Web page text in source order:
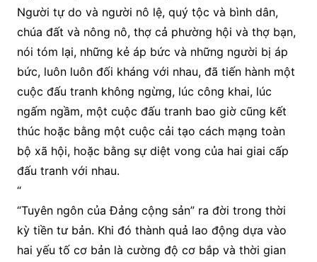
Người tự do và người nô lệ, quý tộc và bình dân,
chúa đất và nông nô, thợ cả phường hội và thợ bạn,
nói tóm lại, những kẻ áp bức và những người bị áp
bức, luôn luôn đối kháng với nhau, đã tiến hành một
cuộc đấu tranh không ngừng, lúc công khai, lúc
ngấm ngầm, một cuộc đấu tranh bao giờ cũng kết
thúc hoặc bằng một cuộc cải tạo cách mạng toàn
bộ xã hội, hoặc bằng sự diệt vong của hai giai cấp
đấu tranh với nhau.
“
“Tuyên ngôn của Đảng cộng sản” ra đời trong thời
kỳ tiền tư bản. Khi đó thành quả lao động dựa vào
hai yếu tố cơ bản là cường độ cơ bắp và thời gian